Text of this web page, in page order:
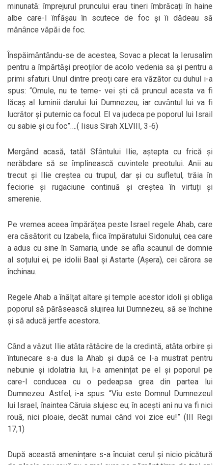
minunată: ȋmprejurul pruncului erau tineri ȋmbrăcați ȋn haine
albe care­-l ȋnfășau ȋn scutece de foc și ȋi dădeau să
mănȃnce văpăi de foc.
Ȋnspăimȃntȃndu-se de acestea, Sovac a plecat la Ierusalim
pentru a ȋmpărtăși preoților de acolo vedenia sa și pentru a
primi sfaturi. Unul dintre preoți care era văzător cu duhul i-a
spus: “Omule, nu te teme- vei ști că pruncul acesta va fi
lăcaș al luminii darului lui Dumnezeu, iar cuvȃntul lui va fi
lucrător și puternic ca focul. El va judeca pe poporul lui Israil
cu sabie și cu foc”….( Iisus Sirah XLVIII, 3-6)
Mergȃnd acasă, tatăl Sfȃntului Ilie, aștepta cu frică și
nerăbdare să se ȋmplinească cuvintele preotului. Anii au
trecut și Ilie creștea cu trupul, dar și cu sufletul, trăia ȋn
feciorie și rugaciune continuă și creștea ȋn virtuți și
smerenie.
Pe vremea aceea ȋmpărățea peste Israel regele Ahab, care
era căsătorit cu Izabela, fiica ȋmpăratului Sidonului, cea care
a adus cu sine ȋn Samaria, unde se afla scaunul de domnie
al soțului ei, pe idolii Baal și Astarte (Așera), cei cărora se
ȋnchinau.
Regele Ahab a ȋnălțat altare și temple acestor idoli și obliga
poporul să părăsească slujirea lui Dumnezeu, să se ȋnchine
și să aducă jertfe acestora.
Cȃnd a văzut Ilie atȃta rătăcire de la credintă, atȃta orbire și
ȋntunecare s-a dus la Ahab și după ce l-a mustrat pentru
nebunie și idolatria lui, l-a amenințat pe el și poporul pe
care-l conducea cu o pedeapsa grea din partea lui
Dumnezeu. Astfel, i-a spus: “Viu este Domnul Dumnezeul
lui Israel, ȋnaintea Căruia slujesc eu; ȋn acești ani nu va fi nici
rouă, nici ploaie, decȃt numai cȃnd voi zice eu!” (III Regi
17,1)
După această amenințare s-a ȋncuiat cerul și nicio picătură